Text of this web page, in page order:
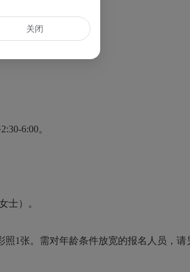
6:00。
士）。
张。需对年龄条件放宽的报名人员，请
关闭